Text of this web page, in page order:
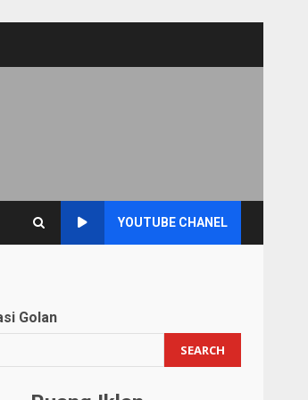
YOUTUBE CHANEL
Golan
SEARCH